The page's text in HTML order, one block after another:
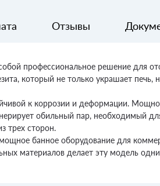
Отзывы
профессиональное решение для
который не только украшает печь,
к коррозии и деформации.
обильный пар, необходимый
трех сторон.
банное оборудование для
материалов делает эту модель